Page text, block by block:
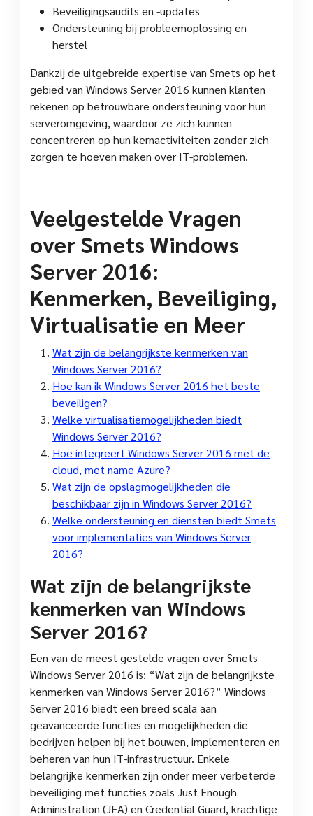
Beveiligingsaudits en -updates
Ondersteuning bij probleemoplossing en
herstel
Dankzij de uitgebreide expertise van Smets op het
gebied van Windows Server 2016 kunnen klanten
rekenen op betrouwbare ondersteuning voor hun
serveromgeving, waardoor ze zich kunnen
concentreren op hun kernactiviteiten zonder zich
zorgen te hoeven maken over IT-problemen.
Veelgestelde Vragen
over Smets Windows
Server 2016:
Kenmerken, Beveiliging,
Virtualisatie en Meer
Wat zijn de belangrijkste kenmerken van
Windows Server 2016?
Hoe kan ik Windows Server 2016 het beste
beveiligen?
Welke virtualisatiemogelijkheden biedt
Windows Server 2016?
Hoe integreert Windows Server 2016 met de
cloud, met name Azure?
Wat zijn de opslagmogelijkheden die
beschikbaar zijn in Windows Server 2016?
Welke ondersteuning en diensten biedt Smets
voor implementaties van Windows Server
2016?
Wat zijn de belangrijkste
kenmerken van Windows
Server 2016?
Een van de meest gestelde vragen over Smets
Windows Server 2016 is: “Wat zijn de belangrijkste
kenmerken van Windows Server 2016?” Windows
Server 2016 biedt een breed scala aan
geavanceerde functies en mogelijkheden die
bedrijven helpen bij het bouwen, implementeren en
beheren van hun IT-infrastructuur. Enkele
belangrijke kenmerken zijn onder meer verbeterde
beveiliging met functies zoals Just Enough
Administration (JEA) en Credential Guard, krachtige